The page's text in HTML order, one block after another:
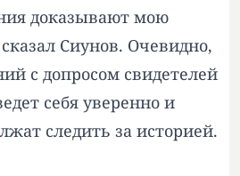
доказывают мою
Сиунов. Очевидно,
с допросом свидетелей
себя уверенно и
следить за историей.